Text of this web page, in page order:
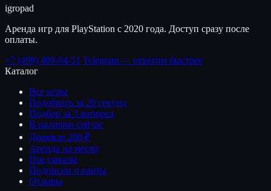
igropad
Аренда игр для PlayStation с 2020 года. Доступ сразу после
оплаты.
+7 (499) 409-04-51 Telegram — ответим быстрее
Каталог
Все игры
Подобрать за 20 секунд
Подбор за 3 вопроса
В наличии сейчас
Дешевле 200 ₽
Аренда на месяц
Предзаказы
Подписки и карты
Отзывы